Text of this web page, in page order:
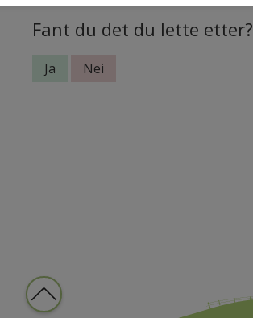
Fant du det du lette etter?